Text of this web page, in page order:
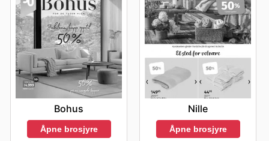
Bohus
Åpne brosjyre
Nille
Åpne brosjyre